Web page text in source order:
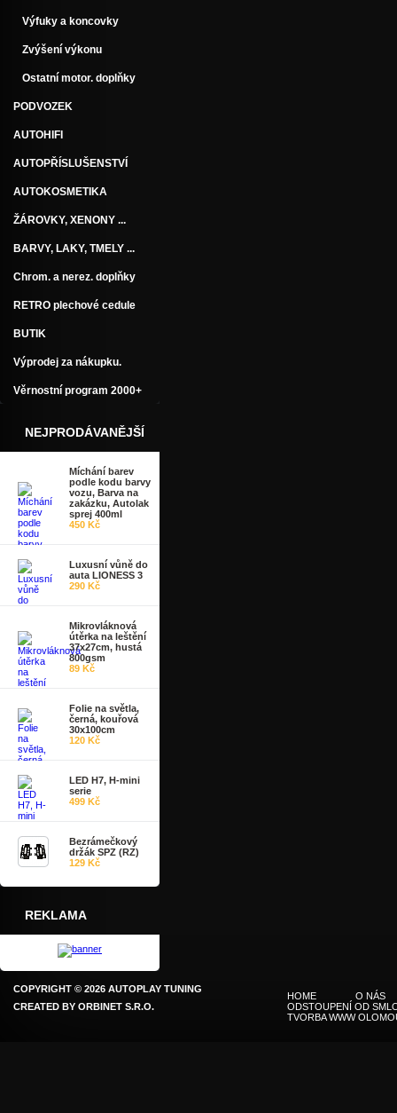
Výfuky a koncovky
Zvýšení výkonu
Ostatní motor. doplňky
PODVOZEK
AUTOHIFI
AUTOPŘÍSLUŠENSTVÍ
AUTOKOSMETIKA
ŽÁROVKY, XENONY ...
BARVY, LAKY, TMELY ...
Chrom. a nerez. doplňky
RETRO plechové cedule
BUTIK
Výprodej za nákupku.
Věrnostní program 2000+
NEJPRODÁVANĚJŠÍ
Míchání barev
podle kodu barvy
vozu, Barva na
zakázku, Autolak
sprej 400ml
450 Kč
Luxusní vůně do
auta LIONESS 3
290 Kč
Mikrovláknová
útěrka na leštění
37x27cm, hustá
800gsm
89 Kč
Folie na světla,
černá, kouřová
30x100cm
120 Kč
LED H7, H-mini
serie
499 Kč
Bezrámečkový
držák SPZ (RZ)
129 Kč
REKLAMA
COPYRIGHT © 2026 AUTOPLAY TUNING
CREATED BY ORBINET S.R.O.
HOME
O NÁS
ODSTOUPENÍ OD
TVORBA WWW